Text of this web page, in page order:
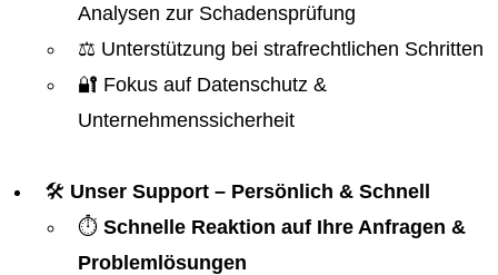
Analysen zur Schadensprüfung
⚖️ Unterstützung bei strafrechtlichen Schritten
🔐 Fokus auf Datenschutz &
Unternehmenssicherheit
🛠️ Unser Support – Persönlich & Schnell
⏱️ Schnelle Reaktion auf Ihre Anfragen &
Problemlösungen